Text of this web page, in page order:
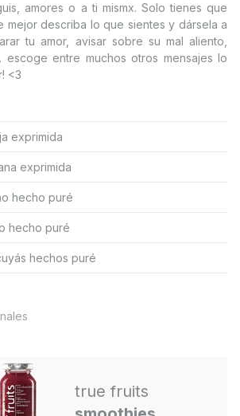
amores o a ti mismx. Solo tienes que
mejor describa lo que sientes y dársela a
tu amor, avisar sobre su mal aliento,
escoge entre muchos otros mensajes lo
<3
exprimida
exprimida
hecho puré
hecho puré
hechos puré
true fruits